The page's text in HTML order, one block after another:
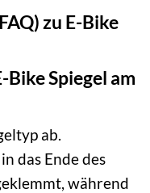
zu E-Bike
Spiegel am
ab.
das Ende des
während